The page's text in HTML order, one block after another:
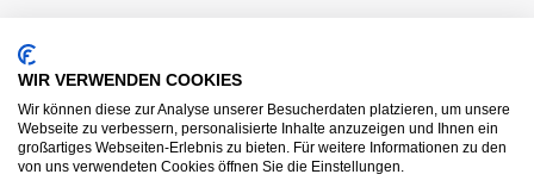
MEDIA SPOŁECZNOŚCIOWE
WIR VERWENDEN COOKIES
Wir können diese zur Analyse unserer Besucherdaten platzieren, um unsere
Webseite zu verbessern, personalisierte Inhalte anzuzeigen und Ihnen ein
großartiges Webseiten-Erlebnis zu bieten. Für weitere Informationen zu den
von uns verwendeten Cookies öffnen Sie die Einstellungen.